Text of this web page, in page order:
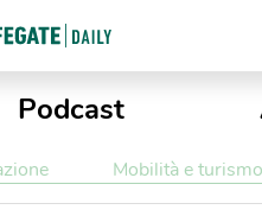
Podcast
Mobilità e turismo